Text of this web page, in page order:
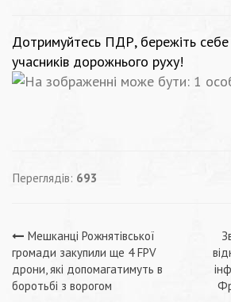
Дотримуйтесь ПДР, бережіть
учасників дорожнього руху!
Переглядів: 693
Навігація
записів
Мешканці Рожнятівської
громади закупили ще 4 FPV
дрони, які допомагатимуть в
боротьбі з ворогом